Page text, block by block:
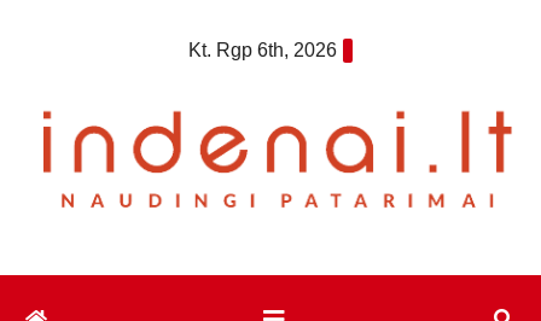
Kt. Rgp 6th, 2026